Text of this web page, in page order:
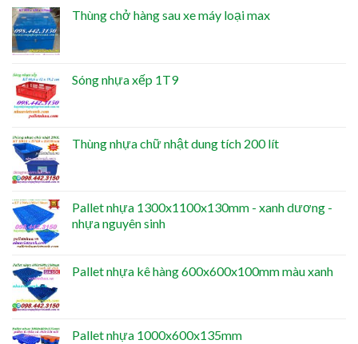
Thùng chở hàng sau xe máy loại max
Sóng nhựa xếp 1T9
Thùng nhựa chữ nhật dung tích 200 lít
Pallet nhựa 1300x1100x130mm - xanh dương -
nhựa nguyên sinh
Pallet nhựa kê hàng 600x600x100mm màu xanh
Pallet nhựa 1000x600x135mm